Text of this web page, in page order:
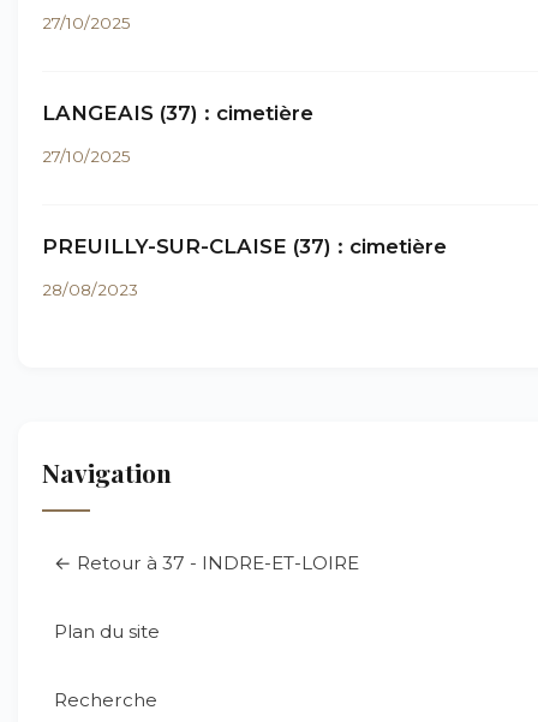
27/10/2025
LANGEAIS (37) : cimetière
27/10/2025
PREUILLY-SUR-CLAISE (37) : cimetière
28/08/2023
Navigation
← Retour à 37 - INDRE-ET-LOIRE
Plan du site
Recherche